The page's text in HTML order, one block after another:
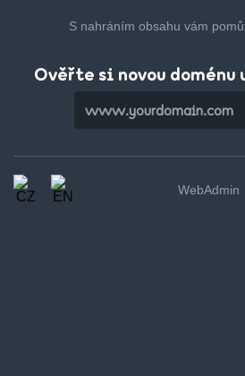
S nahráním obsahu vám
Ověřte si novou doménu
WebAdmin